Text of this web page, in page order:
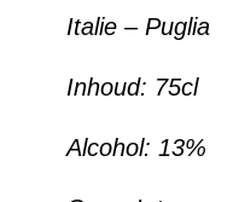
Italie – Puglia
Inhoud: 75cl
Alcohol: 13%